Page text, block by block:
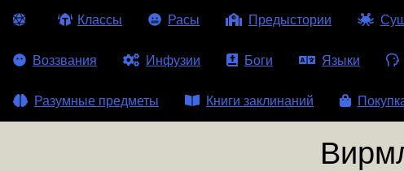
Классы Расы Предыстории
Воззвания Инфузии Боги Языки
Разумные предметы Книги заклинаний